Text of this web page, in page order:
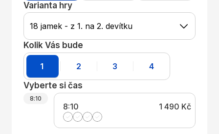
Varianta hry
Kolik Vás bude
1 2 3
4
Vyberte si čas
8:10
8:10 1 490 Kč